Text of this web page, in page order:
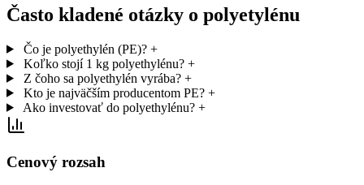
Často kladené otázky o polyetylénu
Čo je polyethylén (PE)? +
Koľko stojí 1 kg polyethylénu? +
Z čoho sa polyethylén vyrába? +
Kto je najväčším producentom PE? +
Ako investovať do polyethylénu? +
Cenový rozsah